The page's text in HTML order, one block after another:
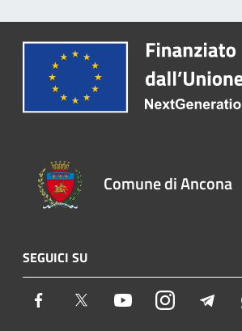
Comune di Ancona
SEGUICI SU
Facebook Twitter YoutubeInstagram